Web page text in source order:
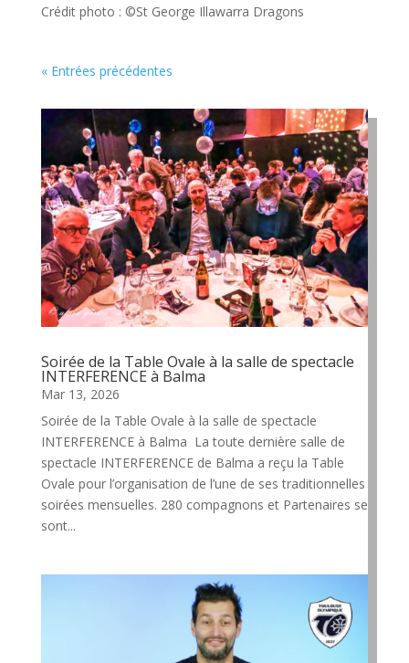
Crédit photo : ©St George Illawarra Dragons
« Entrées précédentes
Soirée de la Table Ovale à la salle de spectacle
INTERFERENCE à Balma
Mar 13, 2026
Soirée de la Table Ovale à la salle de spectacle
INTERFERENCE à Balma La toute dernière salle de
spectacle INTERFERENCE de Balma a reçu la Table
Ovale pour l’organisation de l’une de ses traditionnelles
soirées mensuelles. 280 compagnons et Partenaires se
sont...